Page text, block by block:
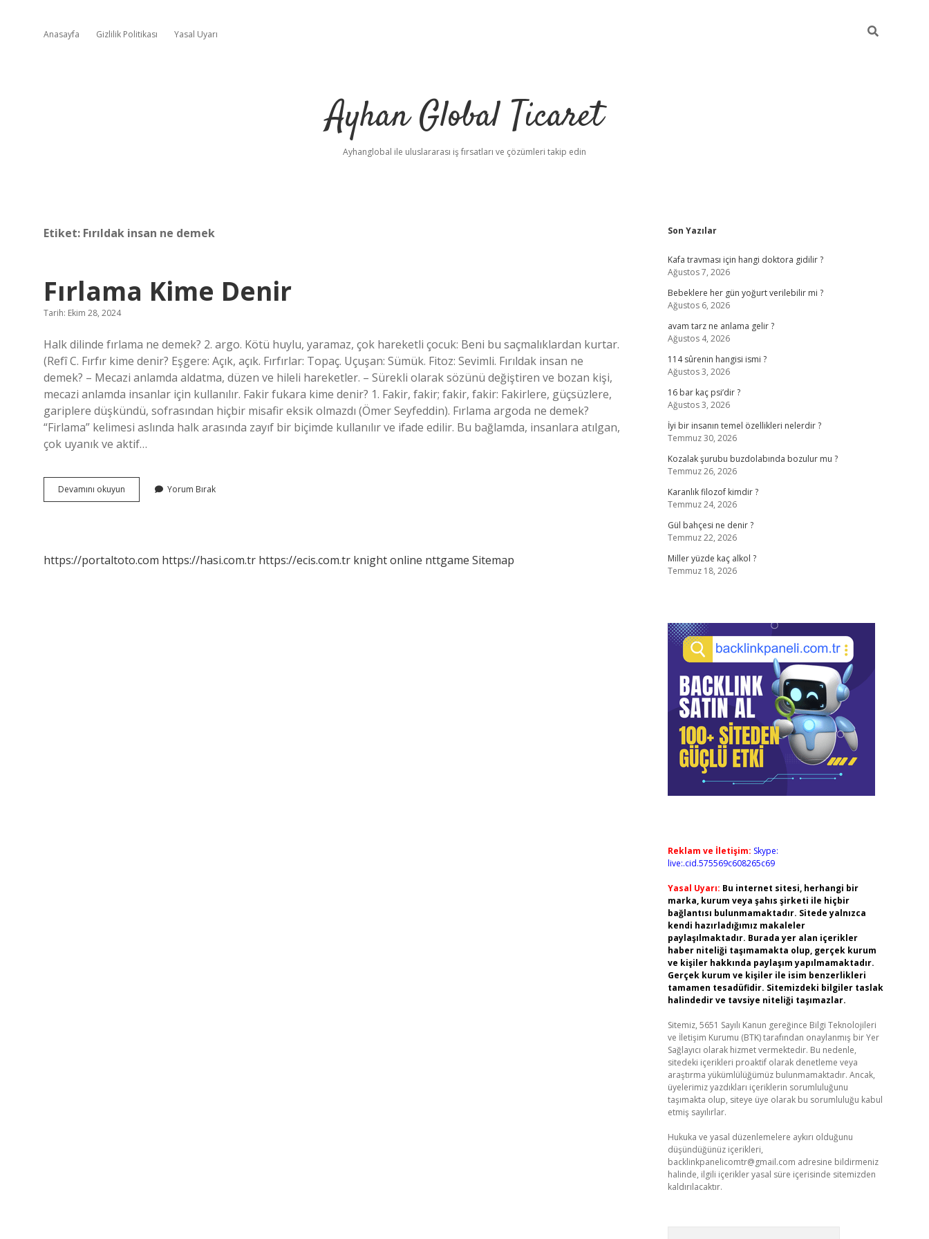
Anasayfa Gizlilik Politikası Yasal Uyarı
Ayhan Global Ticaret
Ayhanglobal ile uluslararası iş fırsatları ve çözümleri takip edin
Etiket: Fırıldak insan ne demek
Fırlama Kime Denir
Tarih: Ekim 28, 2024
Halk dilinde fırlama ne demek? 2. argo. Kötü huylu, yaramaz, çok hareketli çocuk: Beni bu saçmalıklardan kurtar.
(Refî C. Fırfır kime denir? Eşgere: Açık, açık. Fırfırlar: Topaç. Uçuşan: Sümük. Fitoz: Sevimli. Fırıldak insan ne
demek? – Mecazi anlamda aldatma, düzen ve hileli hareketler. – Sürekli olarak sözünü değiştiren ve bozan kişi,
mecazi anlamda insanlar için kullanılır. Fakir fukara kime denir? 1. Fakir, fakir; fakir, fakir: Fakirlere, güçsüzlere,
gariplere düşkündü, sofrasından hiçbir misafir eksik olmazdı (Ömer Seyfeddin). Fırlama argoda ne demek?
“Firlama” kelimesi aslında halk arasında zayıf bir biçimde kullanılır ve ifade edilir. Bu bağlamda, insanlara atılgan,
çok uyanık ve aktif…
Devamını okuyun
Kime
Yorum Bırak
https://portaltoto.com https://hasi.com.tr https://ecis.com.tr knight online nttgame Sitemap
Sidebar
Son Yazılar
Kafa travması için hangi doktora gidilir ?
Ağustos 7, 2026
Bebeklere her gün yoğurt verilebilir mi ?
Ağustos 6, 2026
avam tarz ne anlama gelir ?
Ağustos 4, 2026
114 sûrenin hangisi ismi ?
Ağustos 3, 2026
16 bar kaç psi’dir ?
Ağustos 3, 2026
İyi bir insanın temel özellikleri nelerdir ?
Temmuz 30, 2026
Kozalak şurubu buzdolabında bozulur mu ?
Temmuz 26, 2026
Karanlık filozof kimdir ?
Temmuz 24, 2026
Gül bahçesi ne denir ?
Temmuz 22, 2026
Miller yüzde kaç alkol ?
Temmuz 18, 2026
Reklam ve İletişim: Skype:
live:.cid.575569c608265c69
Yasal Uyarı: Bu internet sitesi, herhangi bir
marka, kurum veya şahıs şirketi ile hiçbir
bağlantısı bulunmamaktadır. Sitede yalnızca
kendi hazırladığımız makaleler
paylaşılmaktadır. Burada yer alan içerikler
haber niteliği taşımamakta olup, gerçek kurum
ve kişiler hakkında paylaşım yapılmamaktadır.
Gerçek kurum ve kişiler ile isim benzerlikleri
tamamen tesadüfidir. Sitemizdeki bilgiler taslak
halindedir ve tavsiye niteliği taşımazlar.
Sitemiz, 5651 Sayılı Kanun gereğince Bilgi Teknolojileri
ve İletişim Kurumu (BTK) tarafından onaylanmış bir Yer
Sağlayıcı olarak hizmet vermektedir. Bu nedenle,
sitedeki içerikleri proaktif olarak denetleme veya
araştırma yükümlülüğümüz bulunmamaktadır. Ancak,
üyelerimiz yazdıkları içeriklerin sorumluluğunu
taşımakta olup, siteye üye olarak bu sorumluluğu kabul
etmiş sayılırlar.
Hukuka ve yasal düzenlemelere aykırı olduğunu
düşündüğünüz içerikleri,
backlinkpanelicomtr@gmail.com adresine bildirmeniz
halinde, ilgili içerikler yasal süre içerisinde sitemizden
kaldırılacaktır.